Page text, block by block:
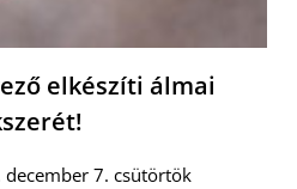
elkészíti álmai
december 7. csütörtök